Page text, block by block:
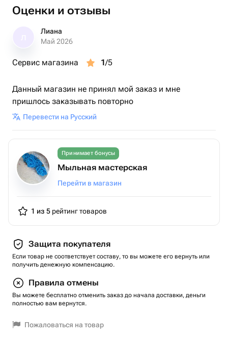
дизайном, но и подарит приятные ощущения во время
использования. Ароматное, нежное и очень
оригинальное – такой подарок точно запомнится!
Оценки и отзывы
Лиана
Май 2026
Сервис магазина 1/5
Данный магазин не принял мой заказ и мне
пришлось заказывать повторно
Перевести на Русский
Принимает бонусы
Мыльная мастерская
Перейти в магазин
1 из 5 рейтинг товаров
Защита покупателя
Если товар не соответствует составу, то вы можете его вернуть или
получить денежную компенсацию.
Правила отмены
Вы можете бесплатно отменить заказ до начала доставки, деньги
полностью вам вернутся.
Пожаловаться на товар